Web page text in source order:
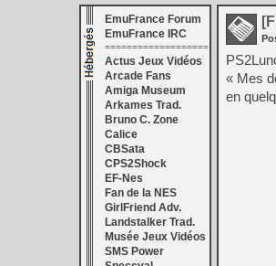
EmuFrance Forum
EmuFrance IRC
===================
Actus Jeux Vidéos
Arcade Fans
Amiga Museum
Arkames Trad.
Bruno C. Zone
Calice
CBSata
CPS2Shock
EF-Nes
Fan de la NES
GirlFriend Adv.
Landstalker Trad.
Musée Jeux Vidéos
SMS Power
« Mes
en